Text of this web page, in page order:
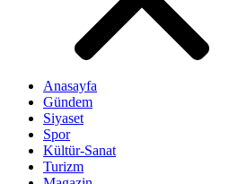
Anasayfa
Gündem
Siyaset
Spor
Kültür-Sanat
Turizm